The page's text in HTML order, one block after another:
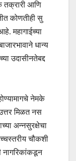
तक्रारी आणि
कोणतीही सु
महागाईच्या
धान्य
उदासीनतेबद्द
नेमके
मिळत नस
अन्नसुरक्षेचा
चौकशी
नागरिकांकडून